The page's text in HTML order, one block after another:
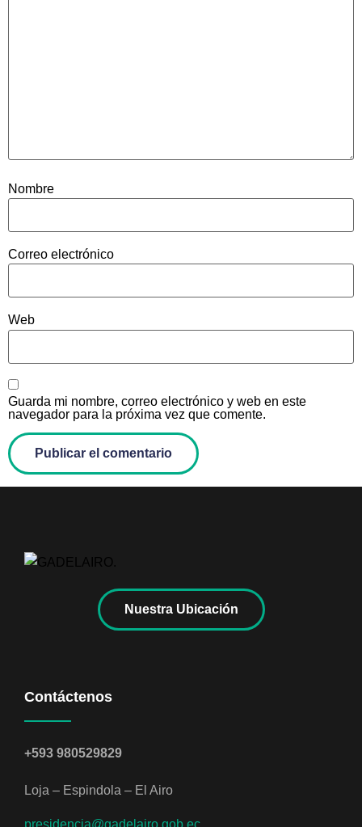
Nombre
Correo electrónico
Web
Guarda mi nombre, correo electrónico y web en este
navegador para la próxima vez que comente.
Nuestra Ubicación
Contáctenos
+593 980529829
Loja – Espindola – El Airo